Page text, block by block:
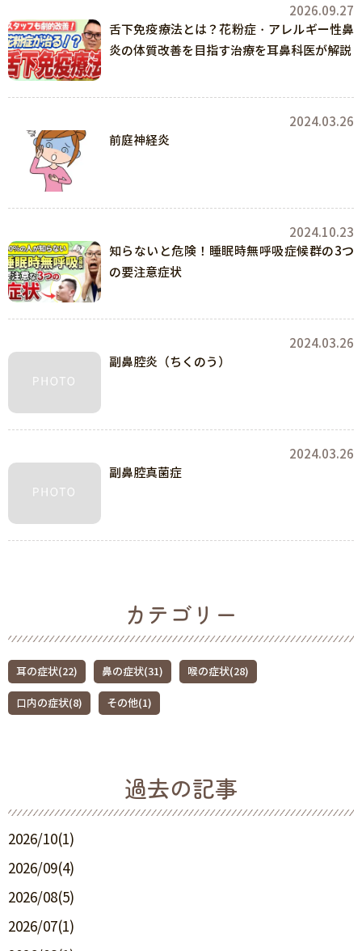
2026.09.27
舌下免疫療法とは？花粉症・アレルギー性鼻
炎の体質改善を目指す治療を耳鼻科医が解説
2024.03.26
前庭神経炎
2024.10.23
知らないと危険！睡眠時無呼吸症候群の3つ
の要注意症状
2024.03.26
副鼻腔炎（ちくのう）
2024.03.26
副鼻腔真菌症
カテゴリー
耳の症状(22) 鼻の症状(31) 喉の症状(28)
口内の症状(8) その他(1)
過去の記事
2026/10(1)
2026/09(4)
2026/08(5)
2026/07(1)